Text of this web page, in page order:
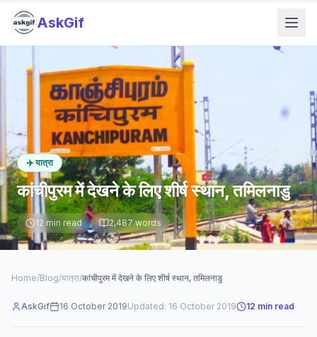
AskGif
✈️ यात्रा
कांचीपुरम में देखने के लिए शीर्ष स्थान, तमिलनाडु
12 min read 2,487words
Home/Blog/यात्रा/कांचीपुरम में देखने के लिए शीर्ष स्थान, तमिलनाडु
AskGif 16 October 2019Updated: 16 October 2019 12 min read